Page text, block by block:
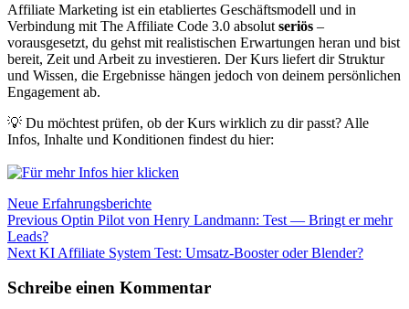
Affiliate Marketing ist ein etabliertes Geschäftsmodell und in
Verbindung mit The Affiliate Code 3.0 absolut seriös –
vorausgesetzt, du gehst mit realistischen Erwartungen heran und bist
bereit, Zeit und Arbeit zu investieren. Der Kurs liefert dir Struktur
und Wissen, die Ergebnisse hängen jedoch von deinem persönlichen
Engagement ab.
💡 Du möchtest prüfen, ob der Kurs wirklich zu dir passt? Alle
Infos, Inhalte und Konditionen findest du hier:
Neue Erfahrungsberichte
Beitragsnavigation
Previous Previous
Optin Pilot von Henry Landmann: Test — Bringt er mehr
Leads?
Next Next
KI Affiliate System Test: Umsatz-Booster oder Blender?
Schreibe einen Kommentar